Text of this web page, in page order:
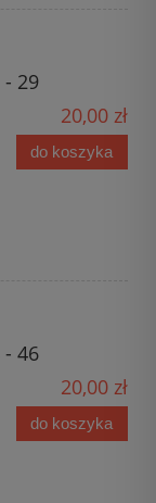
- 29
20,00 zł
do koszyka
- 46
20,00 zł
do koszyka